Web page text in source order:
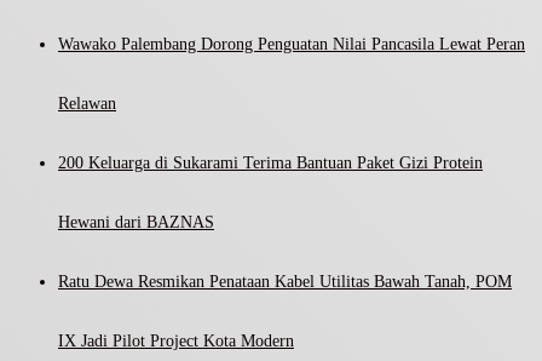
Wawako Palembang Dorong Penguatan Nilai Pancasila Lewat Peran
Relawan
200 Keluarga di Sukarami Terima Bantuan Paket Gizi Protein
Hewani dari BAZNAS
Ratu Dewa Resmikan Penataan Kabel Utilitas Bawah Tanah, POM
IX Jadi Pilot Project Kota Modern